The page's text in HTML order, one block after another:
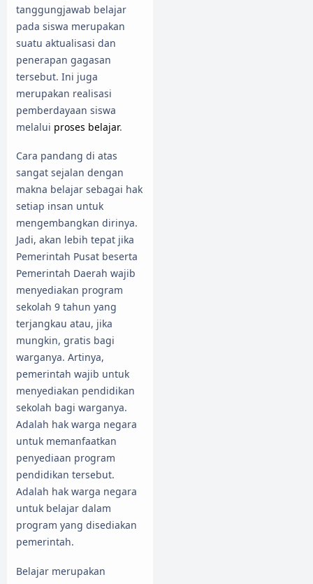
tanggungjawab belajar
pada siswa merupakan
suatu aktualisasi dan
penerapan gagasan
tersebut. Ini juga
merupakan realisasi
pemberdayaan siswa
melalui proses belajar.
Cara pandang di atas
sangat sejalan dengan
makna belajar sebagai hak
setiap insan untuk
mengembangkan dirinya.
Jadi, akan lebih tepat jika
Pemerintah Pusat beserta
Pemerintah Daerah wajib
menyediakan program
sekolah 9 tahun yang
terjangkau atau, jika
mungkin, gratis bagi
warganya. Artinya,
pemerintah wajib untuk
menyediakan pendidikan
sekolah bagi warganya.
Adalah hak warga negara
untuk memanfaatkan
penyediaan program
pendidikan tersebut.
Adalah hak warga negara
untuk belajar dalam
program yang disediakan
pemerintah.
Belajar merupakan